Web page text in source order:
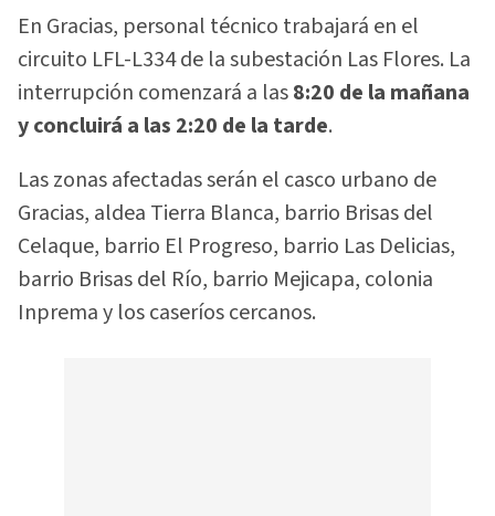
En Gracias, personal técnico trabajará en el
circuito LFL-L334 de la subestación Las Flores. La
interrupción comenzará a las8:20 de la mañana
y concluirá a las 2:20 de la tarde.
Las zonas afectadas serán el casco urbano de
Gracias, aldea Tierra Blanca, barrio Brisas del
Celaque, barrio El Progreso, barrio Las Delicias,
barrio Brisas del Río, barrio Mejicapa, colonia
Inprema y los caseríos cercanos.